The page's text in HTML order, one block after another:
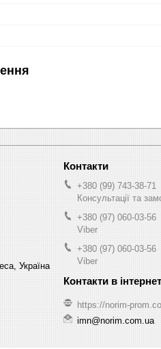
Україна
+380 (99) 743-38-71
Консультації та
+380 (97) 060-03-56
Viber
+380 (97) 060-03-56
Viber
https://norim-
imn@norim.com.ua